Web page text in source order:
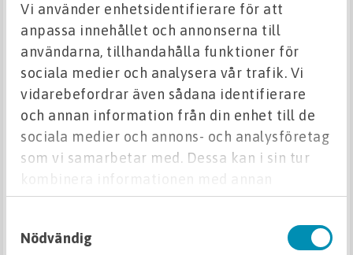
Vi använder enhetsidentifierare för att
anpassa innehållet och annonserna till
användarna, tillhandahålla funktioner för
sociala medier och analysera vår trafik. Vi
vidarebefordrar även sådana identifierare
och annan information från din enhet till de
sociala medier och annons- och analysföretag
som vi samarbetar med. Dessa kan i sin tur
kombinera informationen med annan
information som du har tillhandahållit eller
som de har samlat in när du har använt deras
tjänster.
Nödvändig
Beskrivning
Membran 3 (YEP 4000) används som
förstärkning under tätskikt vid detaljer. Det
fungerar också bra som tillfälligt tätskikt
och som fuktisolering på tex grundmurar.
förhållanden. De är av hög kvalitet och har